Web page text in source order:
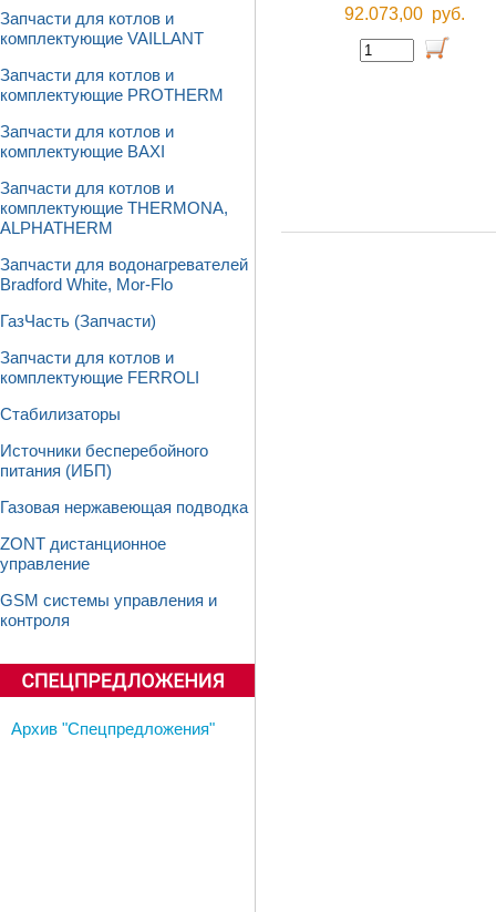
Запчасти для котлов и
комплектующие VAILLANT
Запчасти для котлов и
комплектующие PROTHERM
Запчасти для котлов и
комплектующие BAXI
Запчасти для котлов и
комплектующие THERMONA,
ALPHATHERM
Запчасти для водонагревателей
Bradford White, Mor-Flo
ГазЧасть (Запчасти)
Запчасти для котлов и
комплектующие FERROLI
Стабилизаторы
Источники бесперебойного
питания (ИБП)
Газовая нержавеющая подводка
ZONT дистанционное
управление
GSM системы управления и
контроля
Архив "Спецпредложения"
92.073,00 руб.